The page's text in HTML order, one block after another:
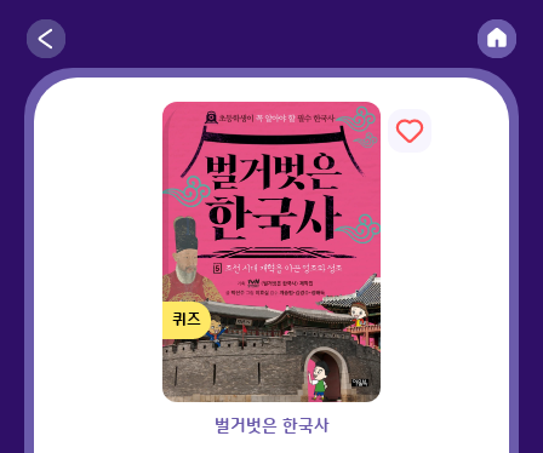
퀴즈
벌거벗은 한국사